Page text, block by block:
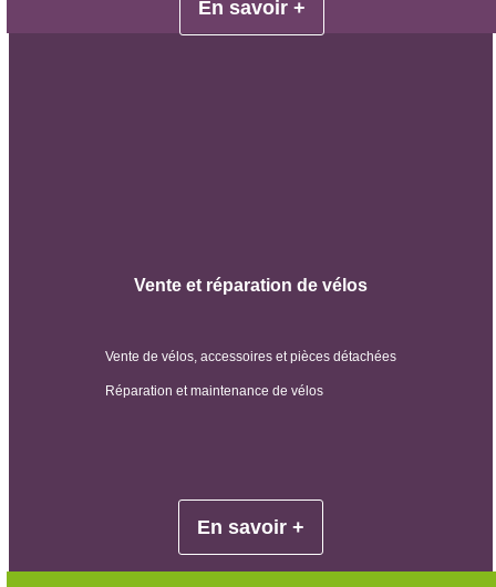
En savoir +
Vente et réparation de vélos
Vente de vélos, accessoires et pièces détachées
Réparation et maintenance de vélos
En savoir +